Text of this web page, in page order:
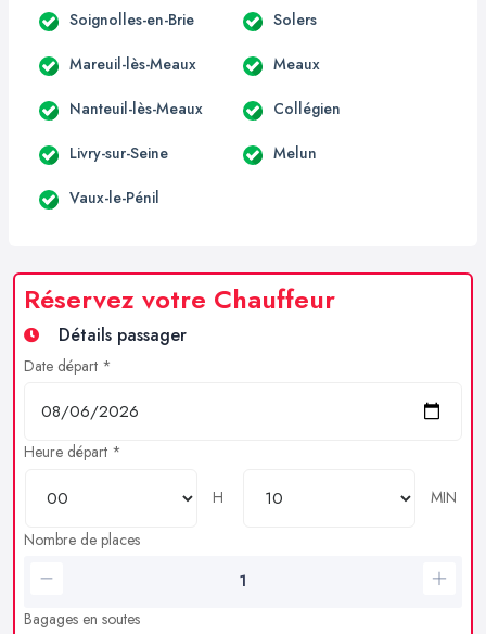
Soignolles-en-Brie Solers
Mareuil-lès-Meaux Meaux
Nanteuil-lès-Meaux Collégien
Livry-sur-Seine Melun
Vaux-le-Pénil
Réservez votre Chauffeur
Détails passager
Date départ *
Heure départ *
H
MIN
Nombre de places
Bagages en soutes